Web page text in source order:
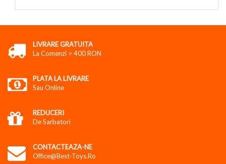
LIVRARE GRATUITA
La Comenzi > 400 RON
PLATA LA LIVRARE
Sau Online
REDUCERI
De Sarbatori
CONTACTEAZA-NE
Office@best-Toys.ro